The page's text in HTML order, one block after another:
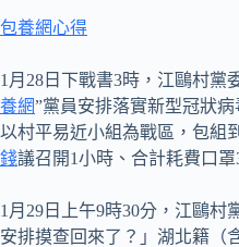
包養網心得
1月28日下戰書3時，江鷗村黨
養網”黨員安排落實新型冠狀
以村平易近小組為戰區，包組
錢議召開1小時、合計耗費口罩
1月29日上午9時30分，江鷗村
安排摸查回來了？」湖北籍（